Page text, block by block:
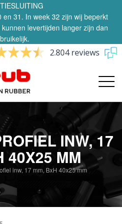
en 31. In week 32 zijn wij beperkt
levertijden langer zijn dan
2.804 reviews
INW, 17
40X25 MM
inw, 17 mm, BxH 40x25 mm